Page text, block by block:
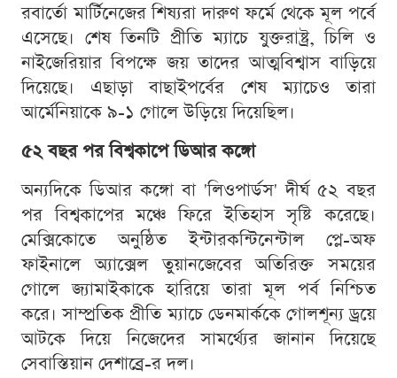
রবার্তো মার্টিনেজের শিষ্যরা দারুণ ফর্মে থেকে মূল পর্বে
এসেছে। শেষ তিনটি প্রীতি ম্যাচে যুক্তরাষ্ট্র, চিলি ও
নাইজেরিয়ার বিপক্ষে জয় তাদের আত্মবিশ্বাস বাড়িয়ে
দিয়েছে। এছাড়া বাছাইপর্বের শেষ ম্যাচেও তারা
আর্মেনিয়াকে ৯-১ গোলে উড়িয়ে দিয়েছিল।
৫২ বছর পর বিশ্বকাপে ডিআর কঙ্গো
অন্যদিকে ডিআর কঙ্গো বা 'লিওপার্ডস' দীর্ঘ ৫২ বছর
পর বিশ্বকাপের মঞ্চে ফিরে ইতিহাস সৃষ্টি করেছে।
মেক্সিকোতে অনুষ্ঠিত ইন্টারকন্টিনেন্টাল প্লে-অফ
ফাইনালে অ্যাক্সেল তুয়ানজেবের অতিরিক্ত সময়ের
গোলে জ্যামাইকাকে হারিয়ে তারা মূল পর্ব নিশ্চিত
করে। সাম্প্রতিক প্রীতি ম্যাচে ডেনমার্ককে গোলশূন্য ড্রয়ে
আটকে দিয়ে নিজেদের সামর্থ্যের জানান দিয়েছে
সেবাস্তিয়ান দেশাব্রে-র দল।